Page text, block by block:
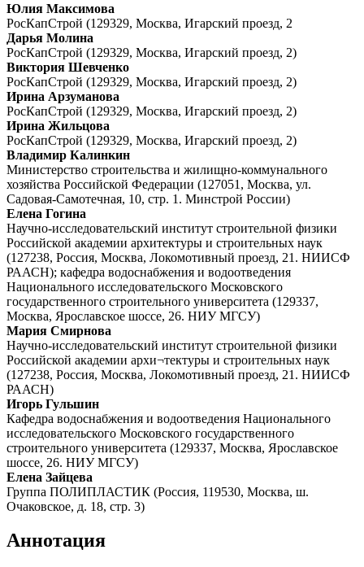
Юлия Максимова
РосКапСтрой (129329, Москва, Игарский проезд, 2
Дарья Молина
РосКапСтрой (129329, Москва, Игарский проезд, 2)
Виктория Шевченко
РосКапСтрой (129329, Москва, Игарский проезд, 2)
Ирина Арзуманова
РосКапСтрой (129329, Москва, Игарский проезд, 2)
Ирина Жильцова
РосКапСтрой (129329, Москва, Игарский проезд, 2)
Владимир Калинкин
Министерство строительства и жилищно-коммунального
хозяйства Российской Федерации (127051, Москва, ул.
Садовая-Самотечная, 10, стр. 1. Минстрой России)
Елена Гогина
Научно-исследовательский институт строительной физики
Российской академии архитектуры и строительных наук
(127238, Россия, Москва, Локомотивный проезд, 21. НИИСФ
РААСН); кафедра водоснабжения и водоотведения
Национального исследовательского Московского
государственного строительного университета (129337,
Москва, Ярославское шоссе, 26. НИУ МГСУ)
Мария Смирнова
Научно-исследовательский институт строительной физики
Российской академии архи¬тектуры и строительных наук
(127238, Россия, Москва, Локомотивный проезд, 21. НИИСФ
РААСН)
Игорь Гульшин
Кафедра водоснабжения и водоотведения Национального
исследовательского Московского государственного
строительного университета (129337, Москва, Ярославское
шоссе, 26. НИУ МГСУ)
Елена Зайцева
Группа ПОЛИПЛАСТИК (Россия, 119530, Москва, ш.
Очаковское, д. 18, стр. 3)
Аннотация